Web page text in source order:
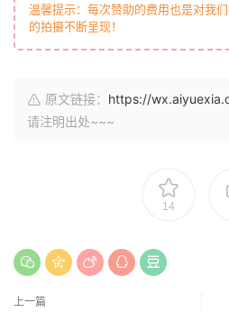
温馨提示：每次赞助的费用也是对我
的拍摄不断呈现！
原文链接： https://
请注明出处~~~
14
上一篇